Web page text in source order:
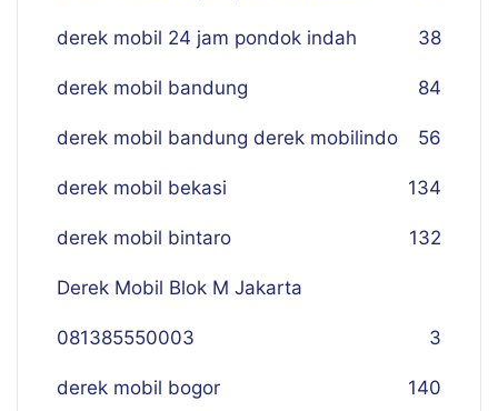
derek mobil 24 jam pondok indah 38
derek mobil bandung 84
derek mobil bandung derek mobilindo 56
derek mobil bekasi 134
derek mobil bintaro 132
Derek Mobil Blok M Jakarta
081385550003 3
derek mobil bogor 140